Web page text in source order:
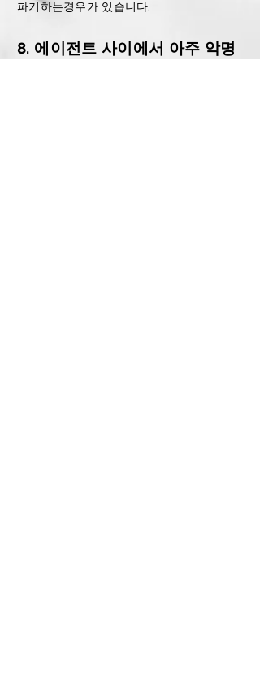
파기하는경우가 있습니다.
8. 에이전트 사이에서 아주 악명